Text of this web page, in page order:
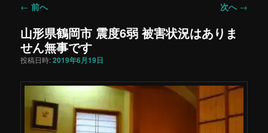
投
ナ
ビ
ゲ
シ
ン
← 前へ 次へ →
山形県鶴岡市 震度6弱 被害状況はありま
せん無事です
投稿日時:2019年6月19日